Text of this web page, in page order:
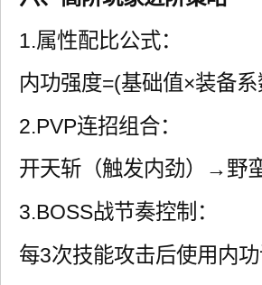
1.属性配比公式：
内功强度=(基础值×装备
2.PVP连招组合：
开天斩（触发内劲）→野
3.BOSS战节奏控制：
每3次技能攻击后使用内